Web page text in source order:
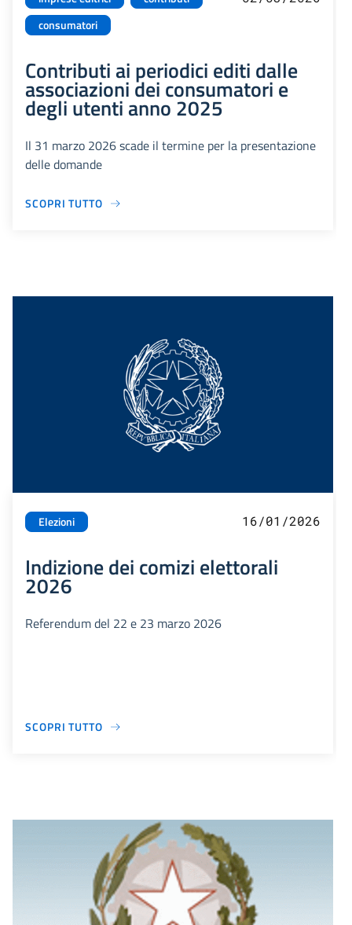
consumatori
Contributi ai periodici editi dalle
associazioni dei consumatori e
degli utenti anno 2025
Il 31 marzo 2026 scade il termine per la presentazione
delle domande
SCOPRI TUTTO
Elezioni 16/01/2026
Indizione dei comizi elettorali
2026
Referendum del 22 e 23 marzo 2026
SCOPRI TUTTO